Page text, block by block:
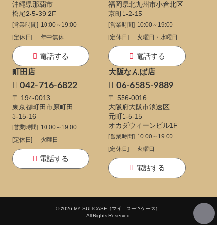
沖縄県那覇市
松尾2-5-39 2F
[営業時間] 10:00～19:00
[定休日]
年中無休
電話する
福岡県北九州市小倉北区
京町1-2-15
[営業時間] 10:00～19:00
[定休日]
火曜日・水曜日
電話する
町田店
042-716-6822
〒 194-0013
東京都町田市原町田
3-15-16
[営業時間] 10:00～19:00
[定休日]
火曜日
電話する
大阪なんば店
06-6585-9889
〒 556-0016
大阪府大阪市浪速区
元町1-5-15
オカダウィーンビル1F
[営業時間] 10:00～19:00
[定休日]
火曜日
電話する
© 2026 MY SUITCASE（マイ・スーツケース）,
All Rights Reserved.